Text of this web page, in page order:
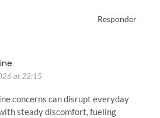
Responder
at 22:15
concerns can disrupt everyday
steady discomfort, fueling